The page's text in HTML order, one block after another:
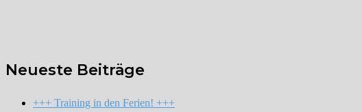
Neueste Beiträge
+++ Training in den Ferien! +++